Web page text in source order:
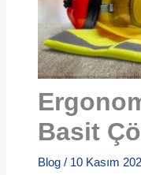
Basit
Blog/ 10 Kasım